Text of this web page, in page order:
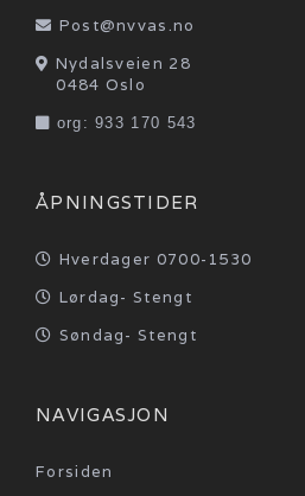
 Post@nvvas.no
 Nydalsveien 28
0484 Oslo
 org: 933 170 543
ÅPNINGSTIDER
 Hverdager 0700-1530
 Lørdag- Stengt
 Søndag- Stengt
NAVIGASJON
Forsiden